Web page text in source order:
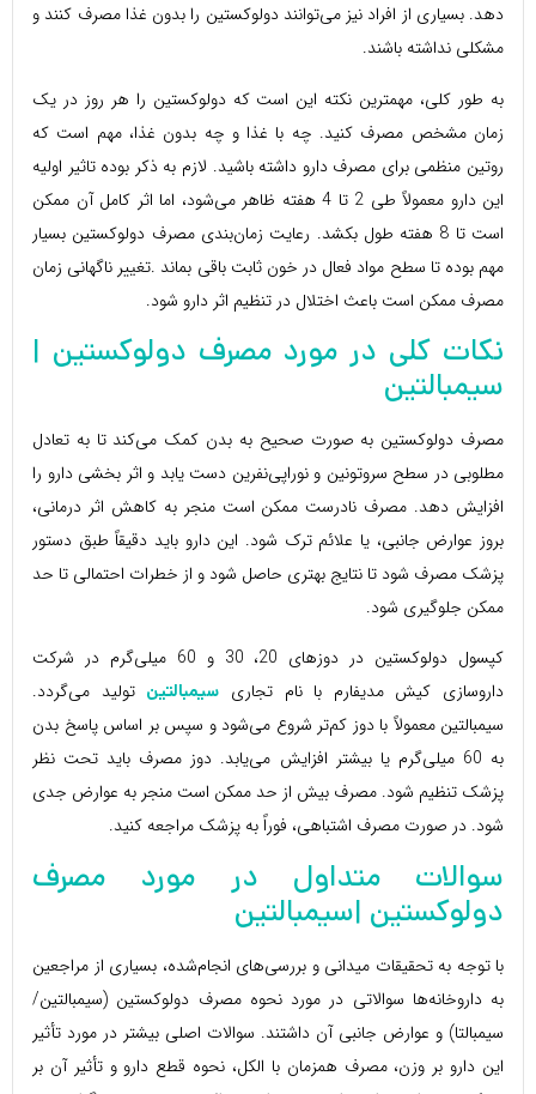
دهد. بسیاری از افراد نیز می‌توانند دولوکستین را بدون غذا مصرف کنند و
مشکلی نداشته باشند.
به طور کلی، مهمترین نکته این است که دولوکستین را هر روز در یک
زمان مشخص مصرف کنید. چه با غذا و چه بدون غذا، مهم است که
روتین منظمی برای مصرف دارو داشته باشید. لازم به ذکر بوده تاثیر اولیه
این دارو معمولاً طی 2 تا 4 هفته ظاهر می‌شود، اما اثر کامل آن ممکن
است تا 8 هفته طول بکشد. رعایت زمان‌بندی مصرف دولوکستین بسیار
مهم بوده تا سطح مواد فعال در خون ثابت باقی بماند .تغییر ناگهانی زمان
مصرف ممکن است باعث اختلال در تنظیم اثر دارو شود.
نکات کلی در مورد مصرف دولوکستین |
سیمبالتین
مصرف دولوکستین به صورت صحیح به بدن کمک می‌کند تا به تعادل
مطلوبی در سطح سروتونین و نوراپی‌نفرین دست یابد و اثر بخشی دارو را
افزایش دهد. مصرف نادرست ممکن است منجر به کاهش اثر درمانی،
بروز عوارض جانبی، یا علائم ترک شود. این دارو باید دقیقاً طبق دستور
پزشک مصرف شود تا نتایج بهتری حاصل شود و از خطرات احتمالی تا حد
ممکن جلوگیری شود.
کپسول دولوکستین در دوزهای 20، 30 و 60 میلی‌گرم در شرکت
داروسازی کیش مدیفارم با نام تجاری سیمبالتین تولید می‌گردد.
سیمبالتین معمولاً با دوز کم‌تر شروع می‌شود و سپس بر اساس پاسخ بدن
به 60 میلی‌گرم یا بیشتر افزایش می‌یابد. دوز مصرف باید تحت نظر
پزشک تنظیم شود. مصرف بیش از حد ممکن است منجر به عوارض جدی
شود. در صورت مصرف اشتباهی، فوراً به پزشک مراجعه کنید.
سوالات متداول در مورد مصرف
دولوکستین |سیمبالتین
با توجه به تحقیقات میدانی و بررسی‌های انجام‌شده، بسیاری از مراجعین
به داروخانه‌ها سوالاتی در مورد نحوه مصرف دولوکستین (سیمبالتین/
سیمبالتا) و عوارض جانبی آن داشتند. سوالات اصلی بیشتر در مورد تأثیر
این دارو بر وزن، مصرف همزمان با الکل، نحوه قطع دارو و تأثیر آن بر